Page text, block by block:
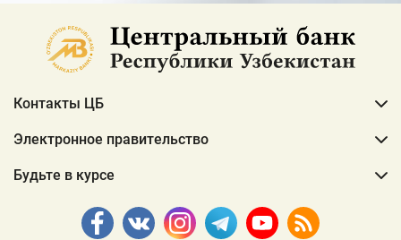
Контакты ЦБ
Электронное правительство
Будьте в курсе